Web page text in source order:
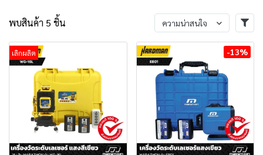
พบสินค้า 5 ชิ้น ความน่าสนใจ
เลิกผลิต -13%